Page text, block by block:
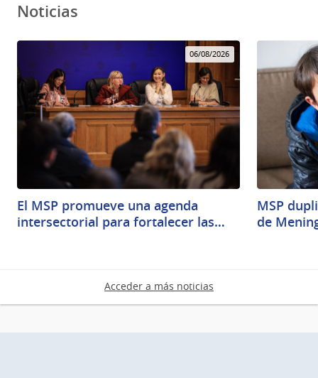
Noticias
06/08/2026
El MSP promueve una agenda
intersectorial para fortalecer las…
MSP
de
Acceder a más noticias